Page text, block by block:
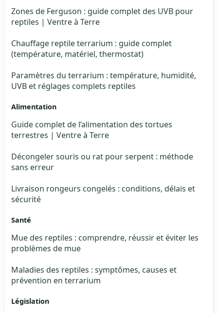
Zones de Ferguson : guide complet des UVB pour
reptiles | Ventre à Terre
Chauffage reptile terrarium : guide complet
(température, matériel, thermostat)
Paramètres du terrarium : température, humidité,
UVB et réglages complets reptiles
Alimentation
Guide complet de l’alimentation des tortues
terrestres | Ventre à Terre
Décongeler souris ou rat pour serpent : méthode
sans erreur
Livraison rongeurs congelés : conditions, délais et
sécurité
Santé
Mue des reptiles : comprendre, réussir et éviter les
problèmes de mue
Maladies des reptiles : symptômes, causes et
prévention en terrarium
Législation